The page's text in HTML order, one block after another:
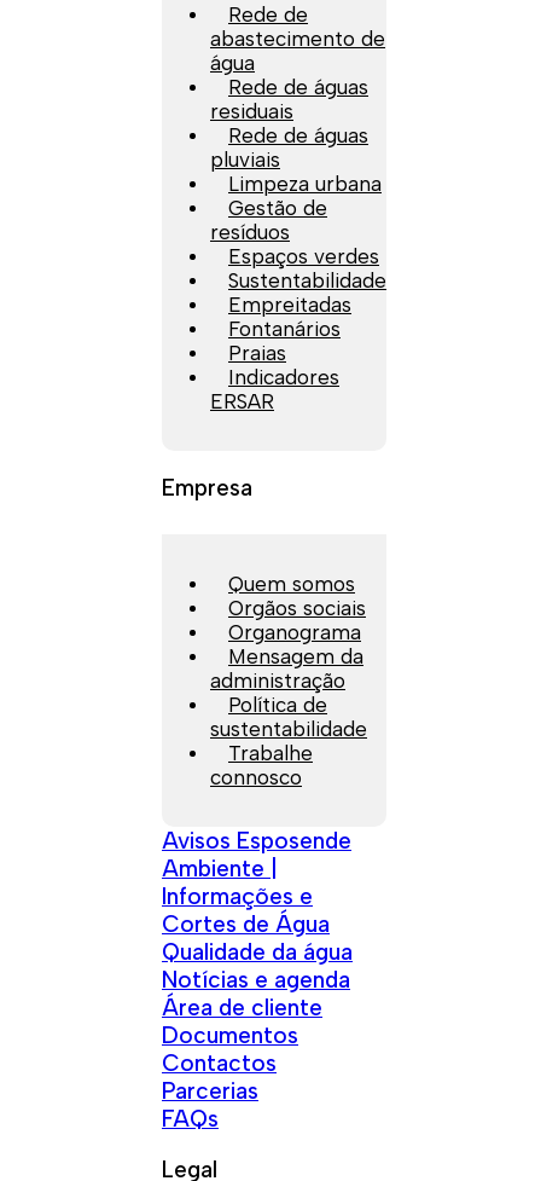
Rede de
abastecimento de
água
Rede de águas
residuais
Rede de águas
pluviais
Limpeza urbana
Gestão de
resíduos
Espaços verdes
Sustentabilidade
Empreitadas
Fontanários
Praias
Indicadores
ERSAR
Empresa
Quem somos
Orgãos sociais
Organograma
Mensagem da
administração
Política de
sustentabilidade
Trabalhe
connosco
Avisos Esposende
Ambiente |
Informações e
Cortes de Água
Qualidade da água
Notícias e agenda
Área de cliente
Documentos
Contactos
Parcerias
FAQs
Legal